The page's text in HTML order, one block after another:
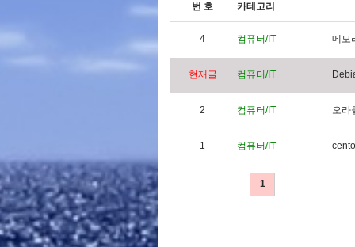
번 호 카테고리
4 컴퓨터/IT 메 모
현재글 컴퓨터/IT Debi
2 컴퓨터/IT 오라
1 컴퓨터/IT cento
1